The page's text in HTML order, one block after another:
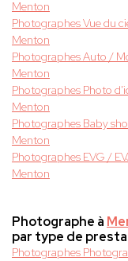
Menton
Photographes Vue du
Menton
Photographes Auto /
Menton
Photographes Photo
Menton
Photographes Baby
Menton
Photographes EVG /
Menton
Photographe à
par type de
Photographes